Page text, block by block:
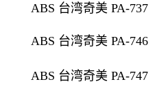
ABS 台湾奇美 PA-737
ABS 台湾奇美 PA-746
ABS 台湾奇美 PA-747